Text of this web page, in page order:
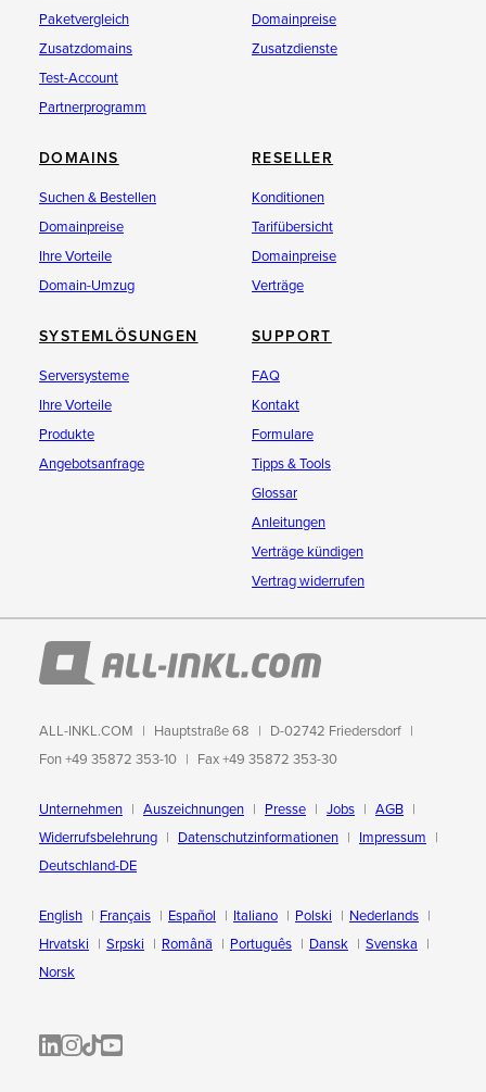
Paketvergleich
Zusatzdomains
Test-Account
Partnerprogramm
Domainpreise
Zusatzdienste
DOMAINS
Suchen & Bestellen
Domainpreise
Ihre Vorteile
Domain-Umzug
RESELLER
Konditionen
Tarifübersicht
Domainpreise
Verträge
SYSTEMLÖSUNGEN
Serversysteme
Ihre Vorteile
Produkte
Angebotsanfrage
SUPPORT
FAQ
Kontakt
Formulare
Tipps & Tools
Glossar
Anleitungen
Verträge kündigen
Vertrag widerrufen
ALL-INKL.COM Hauptstraße 68
D-02742 Friedersdorf
Fon +49 35872 353-10
Fax +49 35872 353-30
Unternehmen Auszeichnungen Presse Jobs
AGB
Widerrufsbelehrung
Datenschutzinformationen
Impressum
Deutschland-DE
English Français Español Italiano Polski
Nederlands
Hrvatski
Srpski Română Português Dansk
Svenska
Norsk
ALL-INKL.COM | LinkedIn
ALL-INKL.COM • Instagram photos and videos
ALL-INKL.COM | TikTok
ALLINKL.COM - YouTube